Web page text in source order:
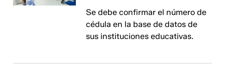
Se debe confirmar el número de
cédula en la base de datos de
sus instituciones educativas.